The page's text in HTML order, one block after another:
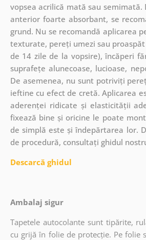
vopsea acrilică mată sau semimată.
anterior foarte absorbant, se
grund. Nu se recomandă aplicarea
texturate, pereți umezi sau
de 14 zile de la vopsire), încăperi
suprafețe alunecoase, lucioase,
De asemenea, nu sunt potriviți
ieftine cu efect de cretă. Aplicarea
aderenței ridicate și elasticității
fixează bine și oricine le poate
de simplă este și îndepărtarea lor.
de procedură, consultați ghidul
Descarcă ghidul
Ambalaj sigur
Tapetele autocolante sunt tipărite,
cu grijă în folie de protecție. Pe folie